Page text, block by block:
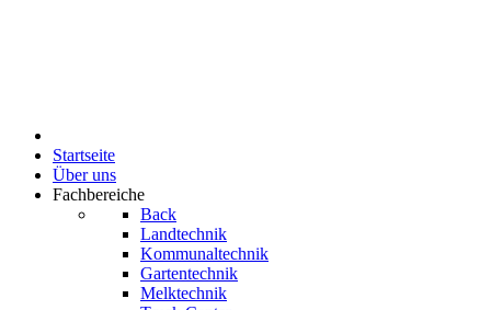
Startseite
Über uns
Fachbereiche
Back
Landtechnik
Kommunaltechnik
Gartentechnik
Melktechnik